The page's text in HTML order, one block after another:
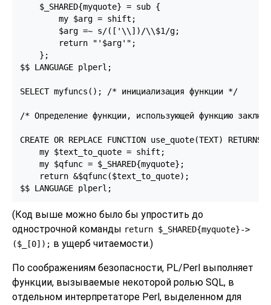
    $_SHARED{myquote} = sub {
        my $arg = shift;
        $arg =~ s/(['\\])/\\$1/g;
        return "'$arg'";
    };
$$ LANGUAGE plperl;
SELECT myfuncs(); /* инициализация функции */
/* Определение функции, использующей функцию
CREATE OR REPLACE FUNCTION use_quote(TEXT)
    my $text_to_quote = shift;
    my $qfunc = $_SHARED{myquote};
    return &$qfunc($text_to_quote);
$$ LANGUAGE plperl;
(Код выше можно было бы упростить до
однострочной команды return $_SHARED{myquote}->
($_[0]); в ущерб читаемости.)
По соображениям безопасности, PL/Perl выполняет
функции, вызываемые некоторой ролью SQL, в
отдельном интерпретаторе Perl, выделенном для